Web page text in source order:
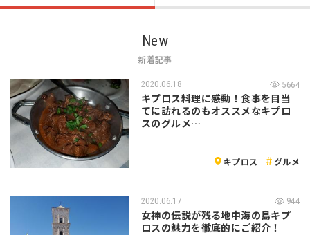
New
新着記事
2020.06.18 5664
キプロス料理に感動！食事を目当
てに訪れるのもオススメなキプロ
スのグルメ…
キプロス グルメ
2020.06.17 944
女神の伝説が残る地中海の島キプ
ロスの魅力を徹底的にご紹介！